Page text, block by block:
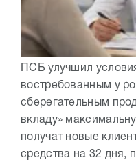
ПСБ улучшил
востребованным у
сберегательным
вкладу»
получат новые
средства на 32 дня,